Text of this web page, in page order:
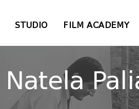
STUDIO FILM ACADEMY
Natela